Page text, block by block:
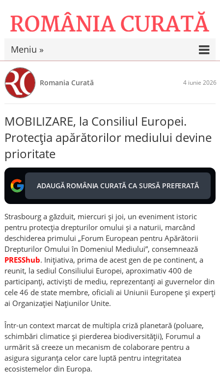
Meniu »
Romania Curată 4 iunie 2026
MOBILIZARE, la Consiliul Europei.
Protecția apărătorilor mediului devine
prioritate
ADAUGĂ ROMÂNIA CURATĂ CA SURSĂ PREFERATĂ
Strasbourg a găzduit, miercuri și joi, un eveniment istoric
pentru protecția drepturilor omului și a naturii, marcând
deschiderea primului „Forum European pentru Apărătorii
Drepturilor Omului în Domeniul Mediului”, consemnează
PRESShub. Inițiativa, prima de acest gen de pe continent, a
reunit, la sediul Consiliului Europei, aproximativ 400 de
participanți, activiști de mediu, reprezentanți ai guvernelor din
cele 46 de state membre, oficiali ai Uniunii Europene și experți
ai Organizației Națiunilor Unite.
Într-un context marcat de multipla criză planetară (poluare,
schimbări climatice și pierderea biodiversității), Forumul a
urmărit să creeze un mecanism de colaborare pentru a
asigura siguranța celor care luptă pentru integritatea
ecosistemelor din Europa.